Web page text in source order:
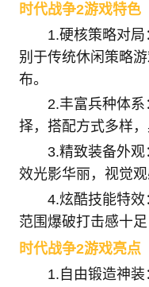
时代战争2游戏特色
1.硬核策略对
别于传统休闲策略
布。
2.丰富兵种体
择，搭配方式多样
3.精致装备外
效光影华丽，视觉观
4.炫酷技能特
范围爆破打击感十
时代战争2游戏亮点
1.自由锻造神